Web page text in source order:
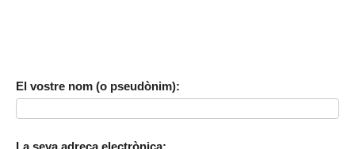
El vostre nom (o pseudònim):